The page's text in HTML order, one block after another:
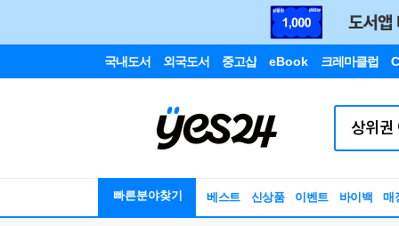
국내도서 외국도서 중고샵 eBook 크레마클럽
빠른분야찾기 베스트 신상품 이벤트 바이백 매